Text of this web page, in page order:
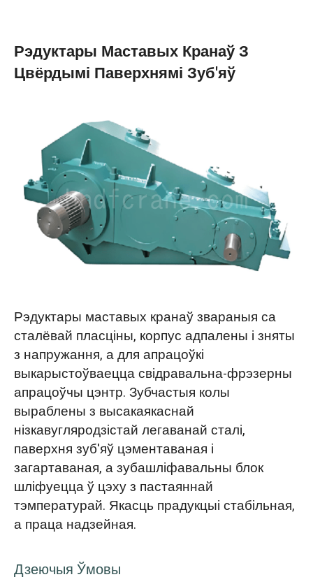
Рэдуктары Маставых Кранаў З
Цвёрдымі Паверхнямі Зуб'яў
Рэдуктары маставых кранаў звараныя са
сталёвай пласціны, корпус адпалены і зняты
з напружання, а для апрацоўкі
выкарыстоўваецца свідравальна-фрэзерны
апрацоўчы цэнтр. Зубчастыя колы
выраблены з высакаякаснай
нізкавугляродзістай легаванай сталі,
паверхня зуб'яў цэментаваная і
загартаваная, а зубашліфавальны блок
шліфуецца ў цэху з пастаяннай
тэмпературай. Якасць прадукцыі стабільная,
а праца надзейная.
Дзеючыя Ўмовы